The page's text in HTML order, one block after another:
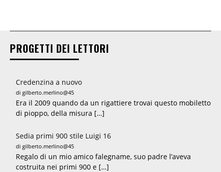
PROGETTI DEI LETTORI
Credenzina a nuovo
di gilberto.merlino@45
Era il 2009 quando da un rigattiere trovai questo mobiletto
di pioppo, della misura […]
Sedia primi 900 stile Luigi 16
di gilberto.merlino@45
Regalo di un mio amico falegname, suo padre l’aveva
costruita nei primi 900 e […]